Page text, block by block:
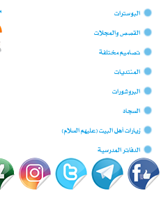
البوسترات
القصص والمجلات
تصاميم مختلفة
المنتديات
البروشورات
السجّاد
زيارات أهل البيت (عليهم السلام)
الدفاتر المدرسية